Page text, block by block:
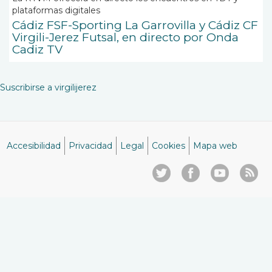
plataformas digitales
Cádiz FSF-Sporting La Garrovilla y Cádiz CF
Virgili-Jerez Futsal, en directo por Onda
Cadiz TV
Suscribirse a virgilijerez
Accesibilidad Privacidad Legal Cookies Mapa web